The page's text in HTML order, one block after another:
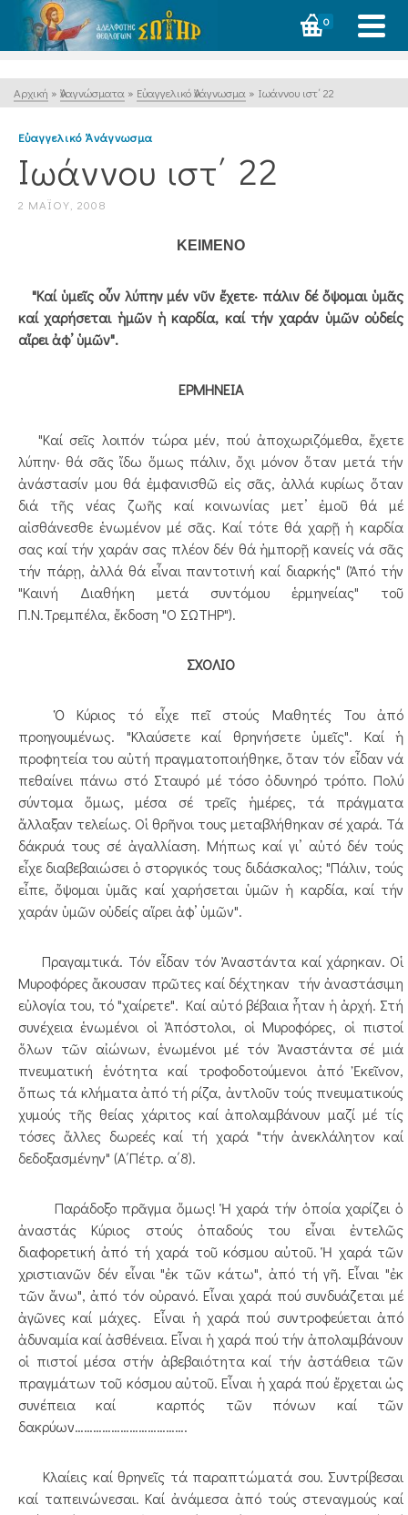
0
Αρχική » Ἀναγνώσματα » Εὐαγγελικό Ἀνάγνωσμα » Ιωάννου ιστ΄ 22
Εὐαγγελικό Ἀνάγνωσμα
Ιωάννου ιστ΄ 22
2 ΜΑΪ́ΟΥ, 2008
ΚΕΙΜΕΝΟ
"Καί ὑμεῖς οὖν λύπην μέν νῦν ἔχετε· πάλιν δέ ὄψομαι ὑμᾶς
καί χαρήσεται ἡμῶν ἡ καρδία, καί τήν χαράν ὑμῶν οὐδείς
αἵρει ἀφ’ ὑμῶν".
ΕΡΜΗΝΕΙΑ
"Καί σεῖς λοιπόν τώρα μέν, πού ἀποχωριζόμεθα, ἔχετε
λύπην· θά σᾶς ἴδω ὅμως πάλιν, ὄχι μόνον ὅταν μετά τήν
ἀνάστασίν μου θά ἐμφανισθῶ εἰς σᾶς, ἀλλά κυρίως ὅταν
διά τῆς νέας ζωῆς καί κοινωνίας μετ’ ἐμοῦ θά μέ
αἰσθάνεσθε ἑνωμένον μέ σᾶς. Καί τότε θά χαρῇ ἡ καρδία
σας καί τήν χαράν σας πλέον δέν θά ἠμπορῇ κανείς νά σᾶς
τήν πάρῃ, ἀλλά θά εἶναι παντοτινή καί διαρκής" (Ἀπό τήν
"Καινή Διαθήκη μετά συντόμου ἑρμηνείας" τοῦ
Π.Ν.Τρεμπέλα, ἔκδοση "Ο ΣΩΤΗΡ").
ΣΧΟΛΙΟ
Ὁ Κύριος τό εἶχε πεῖ στούς Μαθητές Του ἀπό
προηγουμένως. "Κλαύσετε καί θρηνήσετε ὑμεῖς". Καί ἡ
προφητεία του αὐτή πραγματοποιήθηκε, ὅταν τόν εἶδαν νά
πεθαίνει πάνω στό Σταυρό μέ τόσο ὀδυνηρό τρόπο. Πολύ
σύντομα ὅμως, μέσα σέ τρεῖς ἡμέρες, τά πράγματα
ἄλλαξαν τελείως. Οἱ θρῆνοι τους μεταβλήθηκαν σέ χαρά. Τά
δάκρυά τους σέ ἀγαλλίαση. Μήπως καί γι’ αὐτό δέν τούς
εἶχε διαβεβαιώσει ὁ στοργικός τους διδάσκαλος; "Πάλιν, τούς
εἶπε, ὄψομαι ὑμᾶς καί χαρήσεται ὑμῶν ἡ καρδία, καί τήν
χαράν ὑμῶν οὐδείς αἵρει ἀφ’ ὑμῶν".
Πραγαμτικά. Τόν εἶδαν τόν Ἀναστάντα καί χάρηκαν. Οἱ
Μυροφόρες ἄκουσαν πρῶτες καί δέχτηκαν τήν ἀναστάσιμη
εὐλογία του, τό "χαίρετε". Καί αὐτό βέβαια ἦταν ἡ ἀρχή. Στή
συνέχεια ἑνωμένοι οἱ Ἀπόστολοι, οἱ Μυροφόρες, οἱ πιστοί
ὅλων τῶν αἰώνων, ἑνωμένοι μέ τόν Ἀναστάντα σέ μιά
πνευματική ἑνότητα καί τροφοδοτούμενοι ἀπό Ἐκεῖνον,
ὅπως τά κλήματα ἀπό τή ρίζα, ἀντλοῦν τούς πνευματικούς
χυμούς τῆς θείας χάριτος καί ἀπολαμβάνουν μαζί μέ τίς
τόσες ἄλλες δωρεές καί τή χαρά "τήν ἀνεκλάλητον καί
δεδοξασμένην" (Α΄Πέτρ. α΄8).
Παράδοξο πρᾶγμα ὅμως! Ἡ χαρά τήν ὁποία χαρίζει ὁ
ἀναστάς Κύριος στούς ὀπαδούς του εἶναι ἐντελῶς
διαφορετική ἀπό τή χαρά τοῦ κόσμου αὐτοῦ. Ἡ χαρά τῶν
χριστιανῶν δέν εἶναι "ἐκ τῶν κάτω", ἀπό τή γῆ. Εἶναι "ἐκ
τῶν ἄνω", ἀπό τόν οὐρανό. Εἶναι χαρά πού συνδυάζεται μέ
ἀγῶνες καί μάχες. Εἶναι ἡ χαρά πού συντροφεύεται ἀπό
ἀδυναμία καί ἀσθένεια. Εἶναι ἡ χαρά πού τήν ἀπολαμβάνουν
οἱ πιστοί μέσα στήν ἀβεβαιότητα καί τήν ἀστάθεια τῶν
πραγμάτων τοῦ κόσμου αὐτοῦ. Εἶναι ἡ χαρά πού ἔρχεται ὡς
συνέπεια καί καρπός τῶν πόνων καί τῶν
δακρύων……………………………….
Κλαίεις καί θρηνεῖς τά παραπτώματά σου. Συντρίβεσαι
καί ταπεινώνεσαι. Καί ἀνάμεσα ἀπό τούς στεναγμούς καί